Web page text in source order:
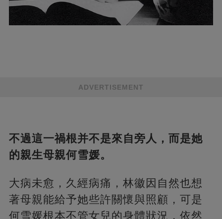
ADVERTISEMENT
不過這一禍根并不是來自旁人，而是她
的親生母親何雪媛。
大病未愈，久經病痛，林徽因自然也想
著母親能給予她些許關懷與照顧，可是
何雪媛根本不管女兒的身體狀況，依然